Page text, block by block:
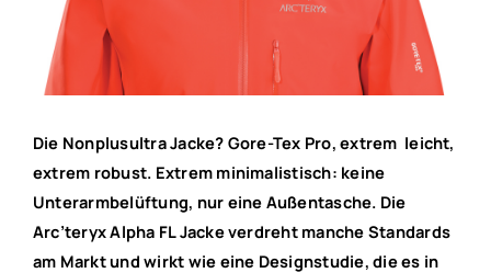
Die Nonplusultra Jacke? Gore-Tex Pro, extrem leicht,
extrem robust. Extrem minimalistisch: keine
Unterarmbelüftung, nur eine Außentasche. Die
Arc’teryx Alpha FL Jacke verdreht manche Standards
am Markt und wirkt wie eine Designstudie, die es in